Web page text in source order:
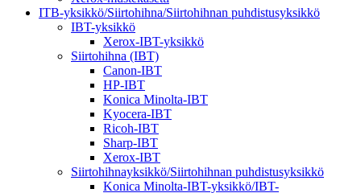
ITB-yksikkö/Siirtohihna/Siirtohihnan puhdistusyksikkö
IBT-yksikkö
Xerox-IBT-yksikkö
Siirtohihna (IBT)
Canon-IBT
HP-IBT
Konica Minolta-IBT
Kyocera-IBT
Ricoh-IBT
Sharp-IBT
Xerox-IBT
Siirtohihnayksikkö/Siirtohihnan puhdistusyksikkö
Konica Minolta-IBT-yksikkö/IBT-